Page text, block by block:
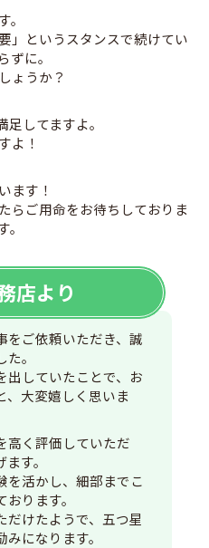
」というスタンスで続けてい
ずに。
ょうか？
してますよ。
よ！
ます！
らご用命をお待ちしておりま
店より
をご依頼いただき、誠
。
出していたことで、お
、大変嬉しく思いま
高く評価していただ
す。
を活かし、細部までこ
ります。
だけたようで、五つ星
になります。